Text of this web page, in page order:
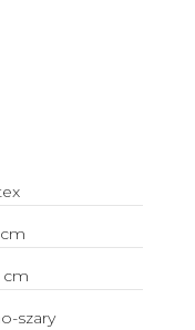
cm
szary